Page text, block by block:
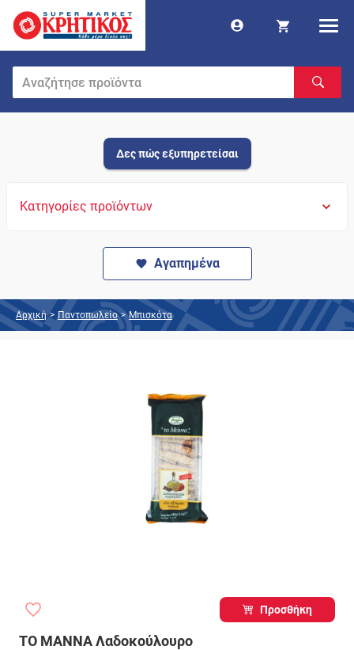
Δες πώς εξυπηρετείσαι
Κατηγορίες προϊόντων
Αγαπημένα
Αρχική > Παντοπωλείο > Μπισκότα
Προσθήκη
ΤΟ ΜΑΝΝΑ Λαδοκούλουρο